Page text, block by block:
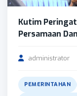
Kutim
Persamaan
administrator
PEMERINTAHAN